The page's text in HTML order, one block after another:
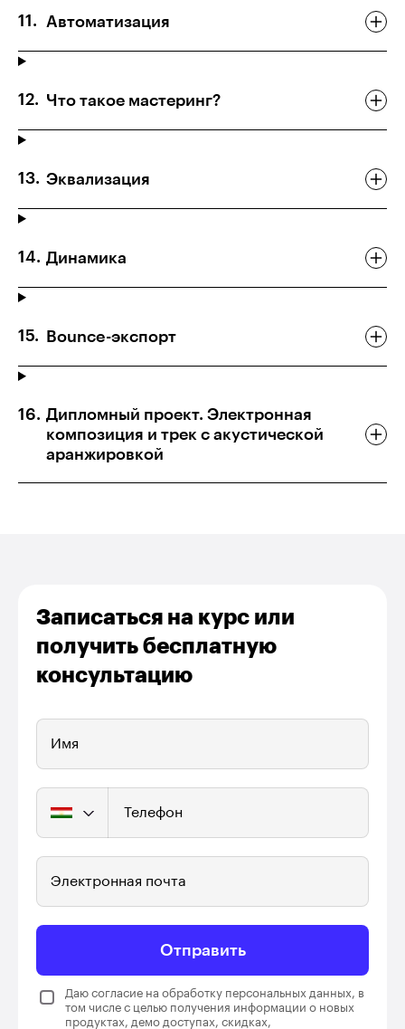
Автоматизация
Что такое мастеринг?
Эквализация
Динамика
Bounce-экспорт
Дипломный проект. Электронная
композиция и трек с акустической
аранжировкой
Записаться на курс или
получить бесплатную
консультацию
Имя
Телефон
Электронная почта
Отправить
Даю согласие на обработку персональных данных, в
том числе с целью получения информации о новых
продуктах, демо доступах, скидках,